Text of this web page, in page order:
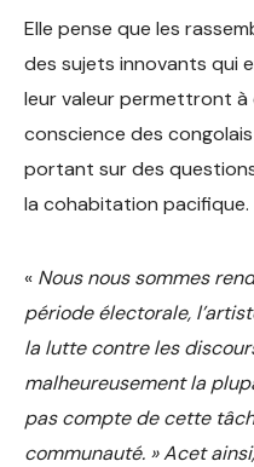
Elle pense que les
des sujets innovants qui
leur valeur permettront à
conscience des
portant sur des
la cohabitation pacifique.
« Nous nous sommes
période électorale,
la lutte contre les
malheureusement la
pas compte de cette
communauté. » Acet